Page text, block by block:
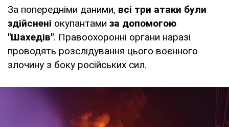
За попередніми даними, всі три атаки були
здійснені окупантами за допомогою
"Шахедів". Правоохоронні органи наразі
проводять розслідування цього воєнного
злочину з боку російських сил.